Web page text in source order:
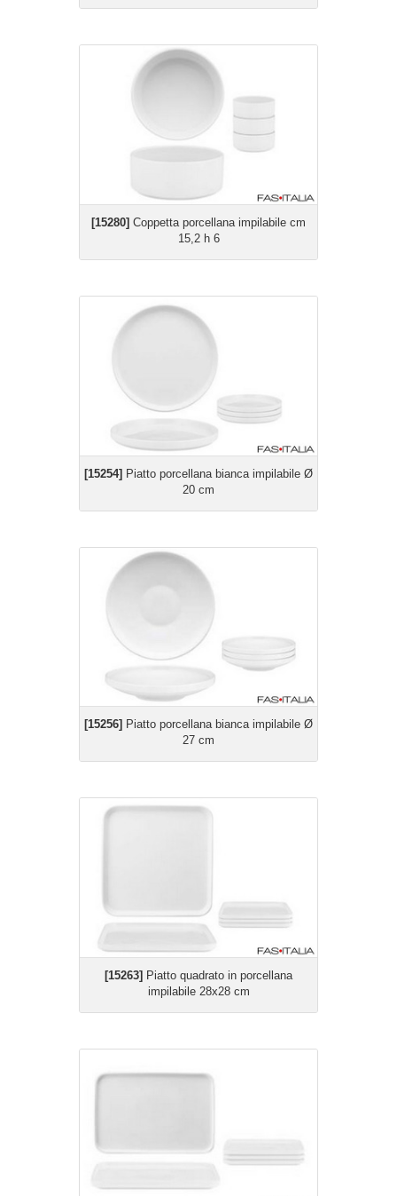
[15280] Coppetta porcellana impilabile cm
15,2 h 6
[15254] Piatto porcellana bianca impilabile Ø
20 cm
[15256] Piatto porcellana bianca impilabile Ø
27 cm
[15263] Piatto quadrato in porcellana
impilabile 28x28 cm